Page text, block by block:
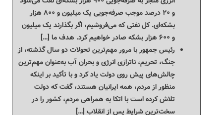
و ۲۰ درصد موجب صرفه‌جویی یک میلیون و ۸۰۰ هزار
بشکه‌ای. کل نفتی که می‌فروشیم، اگر بگذارند یک میلیون
و ۶۰۰ هزار بشکه صادر خواهیم کرد. هدف ما […]
رئیس جمهور با مرور مهم‌ترین تحولات دو سال گذشته، از
جنگ، تحریم، ناترازی انرژی و بحران آب به‌عنوان مهم‌ترین
چالش‌های پیش روی دولت یاد کرد و با تأکید بر اینکه
منظور از مردم، همه ایرانیان هستند، گفت که دولت
تلاش کرده است با اتکا به همراهی مردم، کشور را در
سخت‌ترین شرایط پس از انقلاب […]